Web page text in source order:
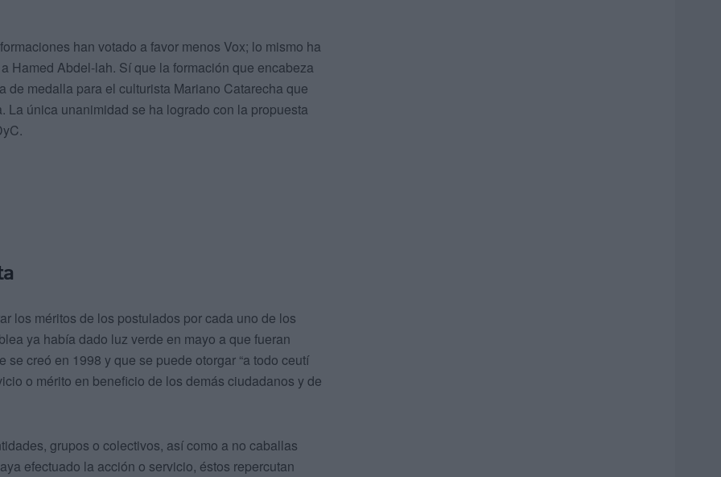
han votado a favor menos Vox; lo mismo ha
Hamed Abdel-lah. Sí que la formación que encabeza
medalla para el culturista Mariano Catarecha que
La única unanimidad se ha logrado con la propuesta
los méritos de los postulados por cada uno de los
ya había dado luz verde en mayo a que fueran
creó en 1998 y que se puede otorgar “a todo ceutí
o mérito en beneficio de los demás ciudadanos y de
grupos o colectivos, así como a no caballas
efectuado la acción o servicio, éstos repercutan